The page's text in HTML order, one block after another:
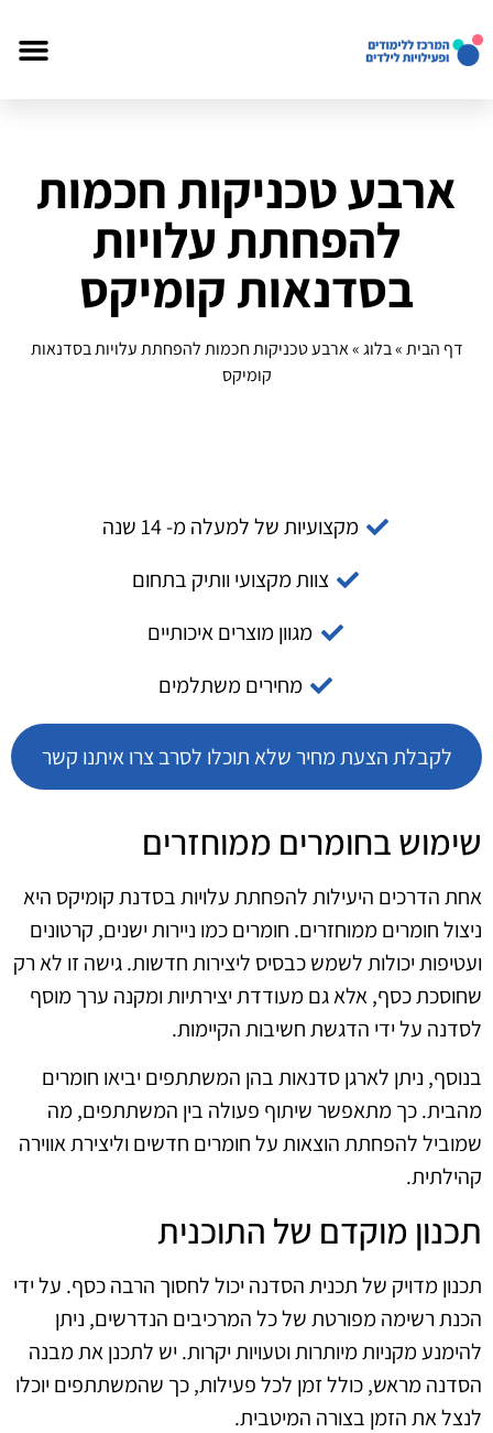
ארבע טכניקות חכמות
להפחתת עלויות
בסדנאות קומיקס
דף הבית»בלוג»ארבע טכניקות חכמות להפחתת עלויות בסדנאות
קומיקס
מקצועיות של למעלה מ- 14 שנה
צוות מקצועי וותיק בתחום
מגוון מוצרים איכותיים
מחירים משתלמים
לקבלת הצעת מחיר שלא תוכלו לסרב צרו איתנו קשר
שימוש בחומרים ממוחזרים
אחת הדרכים היעילות להפחתת עלויות בסדנת קומיקס היא
ניצול חומרים ממוחזרים. חומרים כמו ניירות ישנים, קרטונים
ועטיפות יכולות לשמש כבסיס ליצירות חדשות. גישה זו לא רק
שחוסכת כסף, אלא גם מעודדת יצירתיות ומקנה ערך מוסף
לסדנה על ידי הדגשת חשיבות הקיימות.
בנוסף, ניתן לארגן סדנאות בהן המשתתפים יביאו חומרים
מהבית. כך מתאפשר שיתוף פעולה בין המשתתפים, מה
שמוביל להפחתת הוצאות על חומרים חדשים וליצירת אווירה
קהילתית.
תכנון מוקדם של התוכנית
תכנון מדויק של תכנית הסדנה יכול לחסוך הרבה כסף. על ידי
הכנת רשימה מפורטת של כל המרכיבים הנדרשים, ניתן
להימנע מקניות מיותרות וטעויות יקרות. יש לתכנן את מבנה
הסדנה מראש, כולל זמן לכל פעילות, כך שהמשתתפים יוכלו
לנצל את הזמן בצורה המיטבית.